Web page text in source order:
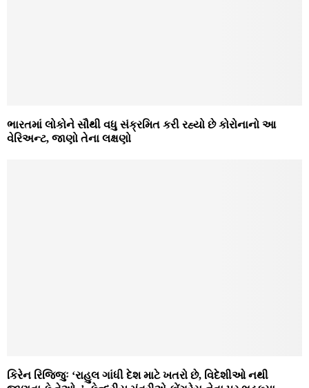
ભારતમાં લોકોને સૌથી વધુ સંક્રમિત કરી રહ્યો છે કોરોનાનો આ
વેરિઅન્ટ, જાણો તેના લક્ષણો
કિરેન રિજિજુઃ ‘રાહુલ ગાંધી દેશ માટે ખતરો છે, વિદેશીઓ નથી